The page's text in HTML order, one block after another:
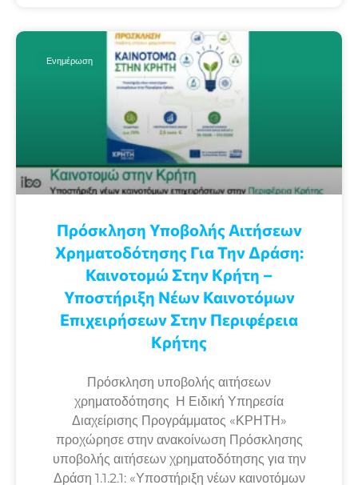
Ενημέρωση
Πρόσκληση Υποβολής Αιτήσεων
Χρηματοδότησης Για Την Δράση:
Καινοτομώ Στην Κρήτη –
Υποστήριξη Νέων Καινοτόμων
Επιχειρήσεων Στην Περιφέρεια
Κρήτης
Πρόσκληση υποβολής αιτήσεων
χρηματοδότησης Η Ειδική Υπηρεσία
Διαχείρισης Προγράμματος «ΚΡΗΤΗ»
προχώρησε στην ανακοίνωση Πρόσκλησης
υποβολής αιτήσεων χρηματοδότησης για την
Δράση 1.1.2.1: «Υποστήριξη νέων καινοτόμων